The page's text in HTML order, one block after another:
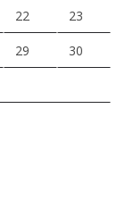
22 23
29 30